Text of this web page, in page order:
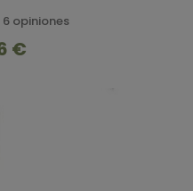
6 opiniones
€